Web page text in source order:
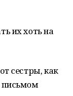
их хоть на
сестры, как
письмом